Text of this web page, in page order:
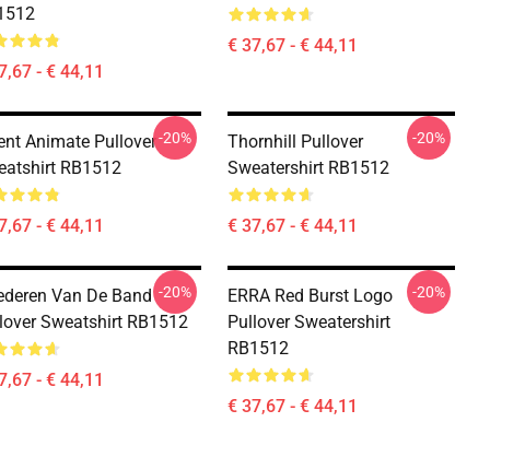
- € 44,11
€ 37,67 - € 44,11
Animate Pullover
RB1512
- € 44,11
-20%
Thornhill Pullover
Sweatershirt RB1512
€ 37,67 - € 44,11
-20%
Van De Band
Sweatshirt RB1512
- € 44,11
-20%
ERRA Red Burst Logo
Pullover Sweatershirt
RB1512
€ 37,67 - € 44,11
-20%